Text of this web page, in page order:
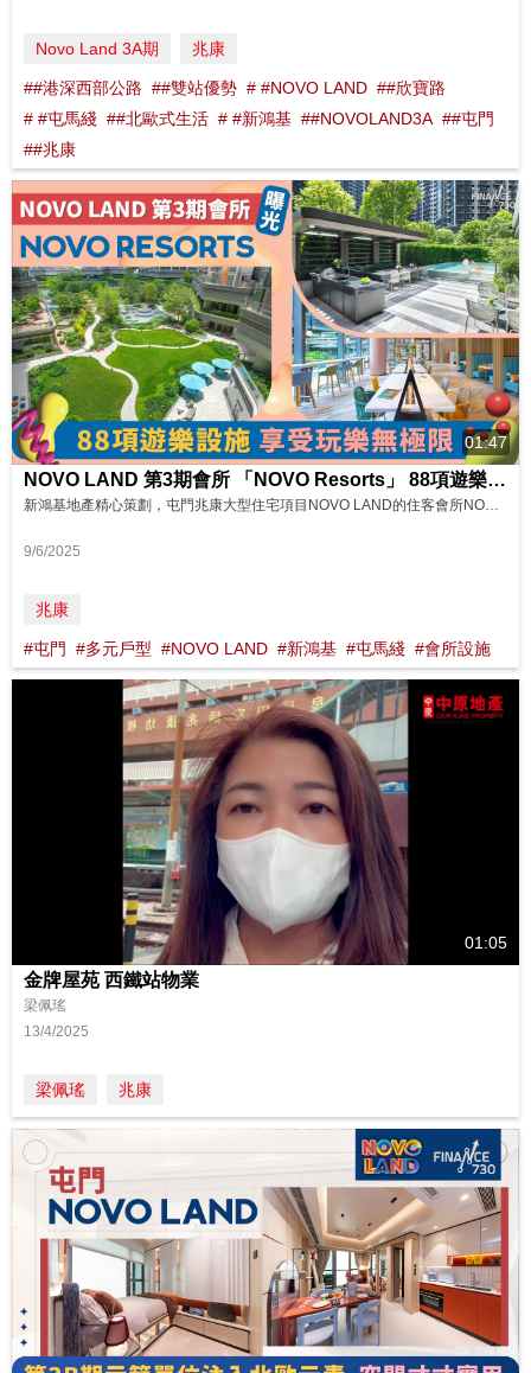
Novo Land 3A期 兆康
##港深西部公路 ##雙站優勢 # #NOVO LAND ##欣寶路
# #屯馬綫 ##北歐式生活 # #新鴻基 ##NOVOLAND3A ##屯門
##兆康
01:47
NOVO LAND 第3期會所 「NOVO Resorts」 88項遊樂設施曝光 影片來源：FINANCE 730
新鴻基地產精心策劃，屯門兆康大型住宅項目NOVO LAND的住客會所NOVO Resorts的壓軸部分設施已經竣工。由國際設計團隊打造的「NOVO Resorts」度假式園林住客會所連公用花園及遊樂地方總面積約 40 萬平方呎，由「Poolside Club」、「Garden Club」及「Skywalk」三部分組成，提供88項悠閒遊樂設施，住戶足不出戶都可盡情享受北歐式的度假園林會所體驗。 8...
9/6/2025
兆康
#屯門 #多元戶型 #NOVO LAND #新鴻基 #屯馬綫 #會所設施
01:05
金牌屋苑 西鐵站物業
梁佩瑤
13/4/2025
梁佩瑤 兆康